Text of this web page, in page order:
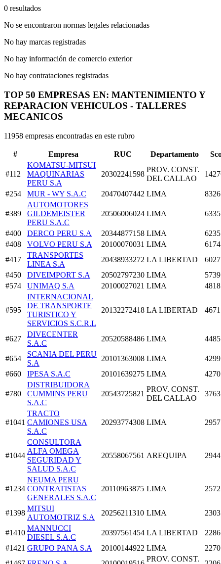
0 resultados
No se encontraron normas legales relacionadas
No hay marcas registradas
No hay información de comercio exterior
No hay contrataciones registradas
TOP 50 EMPRESAS EN: MANTENIMIENTO Y
REPARACION VEHICULOS - TALLERES
MECANICOS
11958 empresas encontradas en este rubro
# Empresa RUC Departamento
#112
KOMATSU-MITSUI
MAQUINARIAS
PERU S.A
20302241598
PROV. CONST.
DEL CALLAO
#254 MUR - WY S.A.C 20470407442 LIMA
#389
AUTOMOTORES
GILDEMEISTER
PERU S.A.C
20506006024 LIMA
#400 DERCO PERU S.A 20344877158 LIMA
#408
VOLVO PERU S.A 20100070031 LIMA
#417
TRANSPORTES
LINEA S.A
20438933272 LA LIBERTAD
#450
DIVEIMPORT S.A 20502797230 LIMA
#574
UNIMAQ S.A 20100027021 LIMA
#595
INTERNACIONAL
DE TRANSPORTE
TURISTICO Y
SERVICIOS S.C.R.L
20132272418 LA LIBERTAD
#627
DIVECENTER
S.A.C
20520588486 LIMA
#654
SCANIA DEL PERU
S.A
20101363008 LIMA
#660
IPESA S.A.C 20101639275 LIMA
#780
DISTRIBUIDORA
CUMMINS PERU
S.A.C
20543725821
PROV. CONST.
DEL CALLAO
#1041
TRACTO
CAMIONES USA
S.A.C
20293774308 LIMA
#1044
CONSULTORA
ALFA OMEGA
SEGURIDAD Y
SALUD S.A.C
20558067561 AREQUIPA
#1234
NEUMA PERU
CONTRATISTAS
GENERALES S.A.C
20110963875 LIMA
#1398
MITSUI
AUTOMOTRIZ S.A
20256211310 LIMA
#1410
MANNUCCI
DIESEL S.A.C
20397561454 LA LIBERTAD
#1421 GRUPO PANA S.A 20100144922 LIMA
PROV. CONST.